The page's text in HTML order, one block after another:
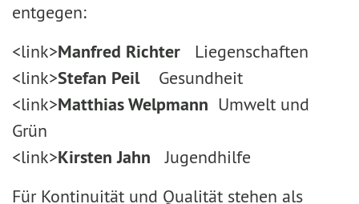
entgegen:
<link>Manfred Richter Liegenschaften
<link>Stefan PeilGesundheit
<link>Matthias Welpmann Umwelt und
Grün
<link>Kirsten Jahn Jugendhilfe
Für Kontinuität und Qualität stehen als